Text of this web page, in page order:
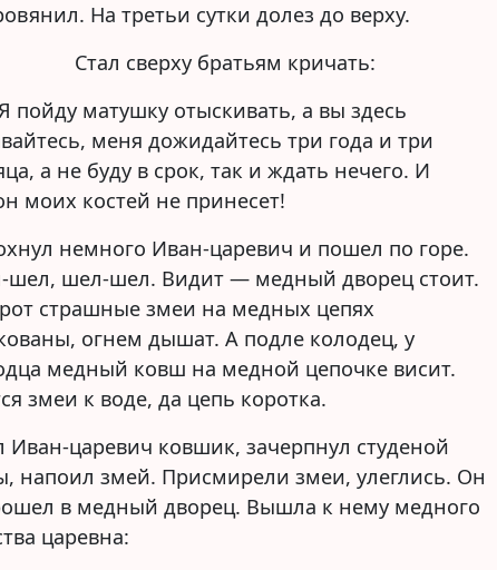
На третьи сутки долез до верху.
Стал сверху братьям кричать:
матушку отыскивать, а вы здесь
меня дожидайтесь три года и три
а не буду в срок, так и ждать нечего. И
моих костей не принесет!
немного Иван-царевич и пошел по горе.
шел-шел. Видит — медный дворец стоит.
страшные змеи на медных цепях
огнем дышат. А подле колодец, у
медный ковш на медной цепочке висит.
змеи к воде, да цепь коротка.
Иван-царевич ковшик, зачерпнул студеной
напоил змей. Присмирели змеи, улеглись. Он
в медный дворец. Вышла к нему медного
царевна: